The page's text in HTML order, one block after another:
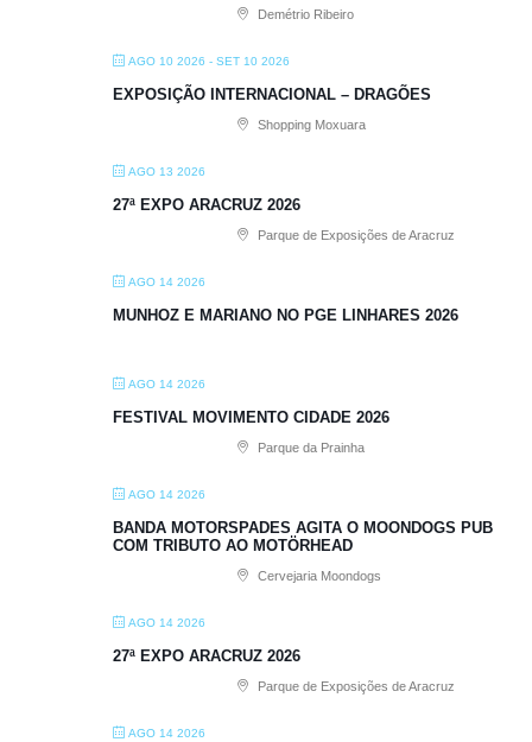
Demétrio Ribeiro
AGO 10 2026 - SET 10 2026
EXPOSIÇÃO INTERNACIONAL – DRAGÕES
Shopping Moxuara
AGO 13 2026
27ª EXPO ARACRUZ 2026
Parque de Exposições de Aracruz
AGO 14 2026
MUNHOZ E MARIANO NO PGE LINHARES 2026
AGO 14 2026
FESTIVAL MOVIMENTO CIDADE 2026
Parque da Prainha
AGO 14 2026
BANDA MOTORSPADES AGITA O MOONDOGS PUB
COM TRIBUTO AO MOTÖRHEAD
Cervejaria Moondogs
AGO 14 2026
27ª EXPO ARACRUZ 2026
Parque de Exposições de Aracruz
AGO 14 2026